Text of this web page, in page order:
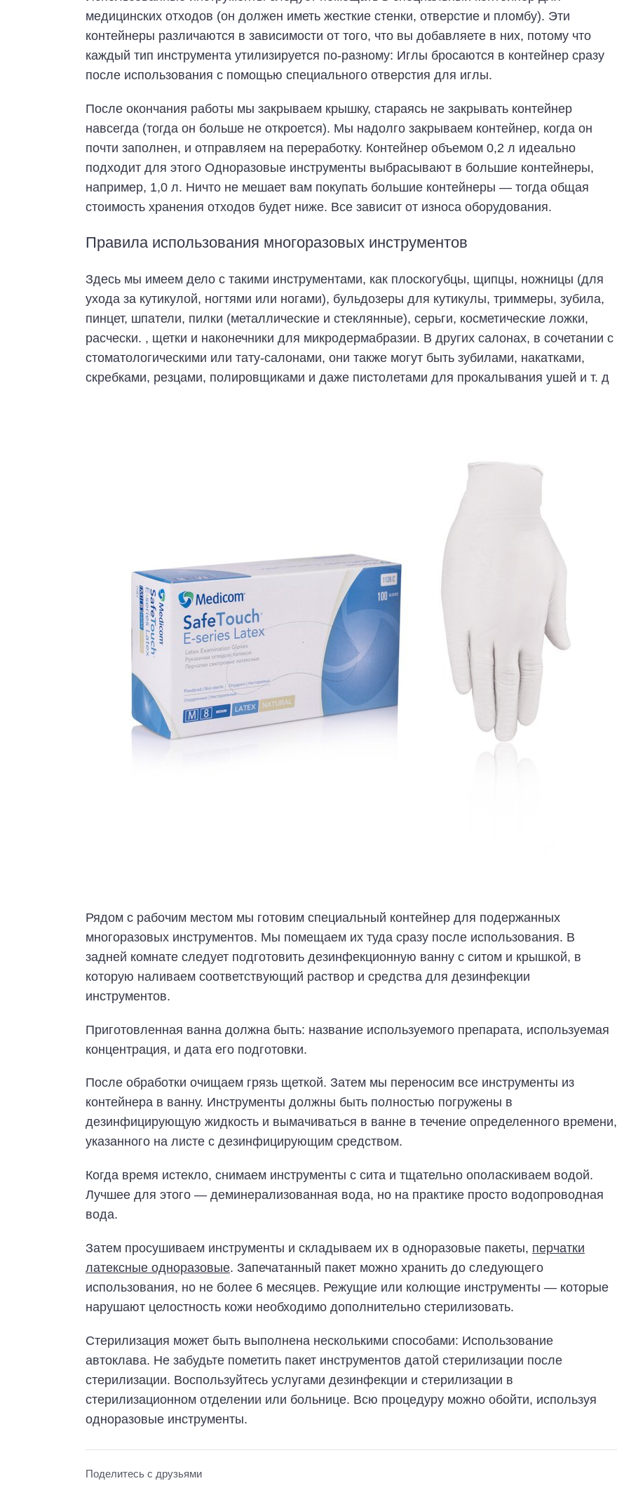
медицинских отходов (он должен иметь жесткие стенки, отверстие и пломбу). Эти
контейнеры различаются в зависимости от того, что вы добавляете в них, потому что
каждый тип инструмента утилизируется по-разному: Иглы бросаются в контейнер сразу
после использования с помощью специального отверстия для иглы.
После окончания работы мы закрываем крышку, стараясь не закрывать контейнер
навсегда (тогда он больше не откроется). Мы надолго закрываем контейнер, когда он
почти заполнен, и отправляем на переработку. Контейнер объемом 0,2 л идеально
подходит для этого Одноразовые инструменты выбрасывают в большие контейнеры,
например, 1,0 л. Ничто не мешает вам покупать большие контейнеры — тогда общая
стоимость хранения отходов будет ниже. Все зависит от износа оборудования.
Правила использования многоразовых инструментов
Здесь мы имеем дело с такими инструментами, как плоскогубцы, щипцы, ножницы (для
ухода за кутикулой, ногтями или ногами), бульдозеры для кутикулы, триммеры, зубила,
пинцет, шпатели, пилки (металлические и стеклянные), серьги, косметические ложки,
расчески. , щетки и наконечники для микродермабразии. В других салонах, в сочетании с
стоматологическими или тату-салонами, они также могут быть зубилами, накатками,
скребками, резцами, полировщиками и даже пистолетами для прокалывания ушей и т. д
Рядом с рабочим местом мы готовим специальный контейнер для подержанных
многоразовых инструментов. Мы помещаем их туда сразу после использования. В
задней комнате следует подготовить дезинфекционную ванну с ситом и крышкой, в
которую наливаем соответствующий раствор и средства для дезинфекции
инструментов.
Приготовленная ванна должна быть: название используемого препарата, используемая
концентрация, и дата его подготовки.
После обработки очищаем грязь щеткой. Затем мы переносим все инструменты из
контейнера в ванну. Инструменты должны быть полностью погружены в
дезинфицирующую жидкость и вымачиваться в ванне в течение определенного времени,
указанного на листе с дезинфицирующим средством.
Когда время истекло, снимаем инструменты с сита и тщательно ополаскиваем водой.
Лучшее для этого — деминерализованная вода, но на практике просто водопроводная
вода.
Затем просушиваем инструменты и складываем их в одноразовые пакеты, перчатки
латексные одноразовые. Запечатанный пакет можно хранить до следующего
использования, но не более 6 месяцев. Режущие или колющие инструменты — которые
нарушают целостность кожи необходимо дополнительно стерилизовать.
Стерилизация может быть выполнена несколькими способами: Использование
автоклава. Не забудьте пометить пакет инструментов датой стерилизации после
стерилизации. Воспользуйтесь услугами дезинфекции и стерилизации в
стерилизационном отделении или больнице. Всю процедуру можно обойти, используя
одноразовые инструменты.
Поделитесь с друзьями